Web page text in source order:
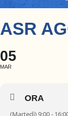
ASR
05
MAR
ORA
(Martedì) 9:00 -